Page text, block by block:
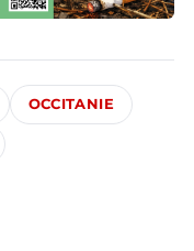
OCCITANIE